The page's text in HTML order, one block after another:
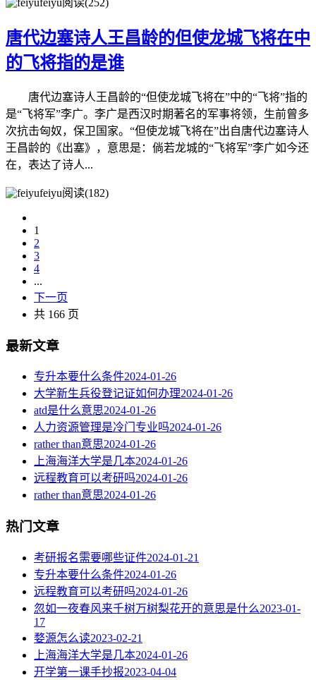
feiyu阅读(252)
唐代边塞诗人王昌龄的但使龙城飞将在中
的飞将指的是谁
唐代边塞诗人王昌龄的“但使龙城飞将在”中的“飞将”指的
是“飞将军”李广。李广是西汉时期著名的军事将领，生前曾多
次抗击匈奴，保卫国家。“但使龙城飞将在”出自唐代边塞诗人
王昌龄的《出塞》，意思是：倘若龙城的“飞将军”李广如今还
在，表达了诗人...
feiyu阅读(182)
1
2
3
4
...
下一页
共 166 页
最新文章
专升本要什么条件2024-01-26
大学新生兵役登记证如何办理2024-01-26
atd是什么意思2024-01-26
人力资源管理是冷门专业吗2024-01-26
rather than意思2024-01-26
上海海洋大学是几本2024-01-26
远程教育可以考研吗2024-01-26
rather than意思2024-01-26
热门文章
考研报名需要哪些证件2024-01-21
专升本要什么条件2024-01-26
远程教育可以考研吗2024-01-26
忽如一夜春风来千树万树梨花开的意思是什么2023-01-
17
婺源怎么读2023-02-21
上海海洋大学是几本2024-01-26
开学第一课手抄报2023-04-04